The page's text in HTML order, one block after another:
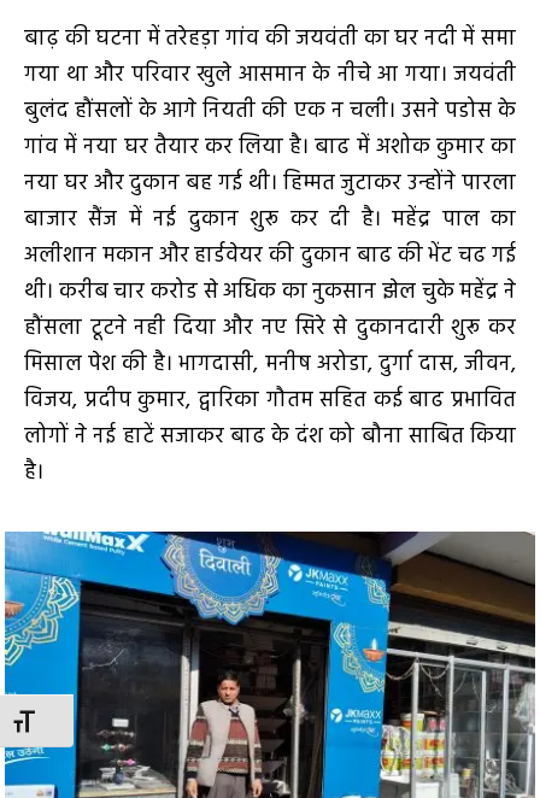
TOGGLE FONT SIZE
बाढ़ की घटना में तरेहड़ा गांव की जयवंती का घर नदी में समा
गया था और परिवार खुले आसमान के नीचे आ गया। जयवंती
बुलंद हौंसलों के आगे नियती की एक न चली। उसने पडोस के
गांव में नया घर तैयार कर लिया है। बाढ में अशोक कुमार का
नया घर और दुकान बह गई थी। हिम्मत जुटाकर उन्होंने पारला
बाजार सैंज में नई दुकान शुरू कर दी है। महेंद्र पाल का
अलीशान मकान और हार्डवेयर की दुकान बाढ की भेंट चढ गई
थी। करीब चार करोड से अधिक का नुकसान झेल चुके महेंद्र ने
हौंसला टूटने नही दिया और नए सिरे से दुकानदारी शुरू कर
मिसाल पेश की है। भागदासी, मनीष अरोडा, दुर्गा दास, जीवन,
विजय, प्रदीप कुमार, द्वारिका गौतम सहित कई बाढ प्रभावित
लोगों ने नई हाटें सजाकर बाढ के दंश को बौना साबित किया
है।